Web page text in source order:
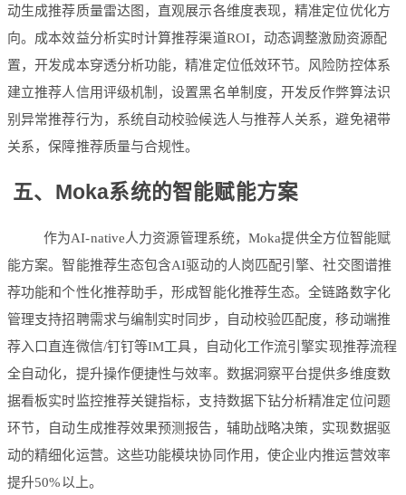
动生成推荐质量雷达图，直观展示各维度表现，精准定位优化方
向。成本效益分析实时计算推荐渠道ROI，动态调整激励资源配
置，开发成本穿透分析功能，精准定位低效环节。风险防控体系
建立推荐人信用评级机制，设置黑名单制度，开发反作弊算法识
别异常推荐行为，系统自动校验候选人与推荐人关系，避免裙带
关系，保障推荐质量与合规性。
五、Moka系统的智能赋能方案
作为AI-native人力资源管理系统，Moka提供全方位智能赋
能方案。智能推荐生态包含AI驱动的人岗匹配引擎、社交图谱推
荐功能和个性化推荐助手，形成智能化推荐生态。全链路数字化
管理支持招聘需求与编制实时同步，自动校验匹配度，移动端推
荐入口直连微信/钉钉等IM工具，自动化工作流引擎实现推荐流程
全自动化，提升操作便捷性与效率。数据洞察平台提供多维度数
据看板实时监控推荐关键指标，支持数据下钻分析精准定位问题
环节，自动生成推荐效果预测报告，辅助战略决策，实现数据驱
动的精细化运营。这些功能模块协同作用，使企业内推运营效率
提升50%以上。